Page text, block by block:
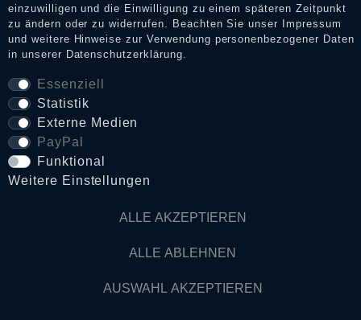
AGB
VERTRAG WIDERRUFEN
Kontakt
© Copyright 2026 Dark Ages Glasche & Kuczwalska GbR
einzuwilligen und die Einwilligung zu einem späteren Zeitpunkt
zu ändern oder zu widerrufen. Beachten Sie unser
Impressum
und weitere Hinweise zur Verwendung personenbezogener Daten
in unserer Daten­schutz­erklärung.
Essenziell
Statistik
Externe Medien
PayPal
Funktional
Weitere Einstellungen
ALLE AKZEPTIEREN
ALLE ABLEHNEN
AUSWAHL AKZEPTIEREN